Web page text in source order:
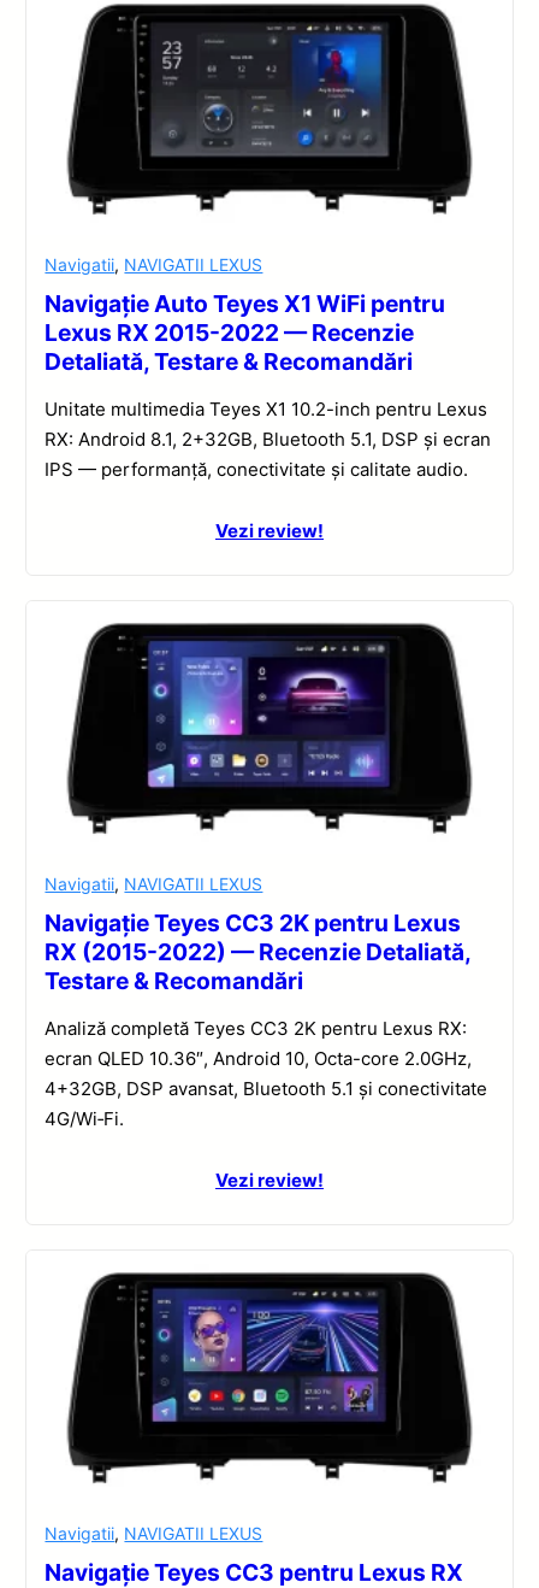
Navigatii, NAVIGATII LEXUS
Navigație Auto Teyes X1 WiFi pentru
Lexus RX 2015-2022 — Recenzie
Detaliată, Testare & Recomandări
Unitate multimedia Teyes X1 10.2-inch pentru Lexus
RX: Android 8.1, 2+32GB, Bluetooth 5.1, DSP și ecran
IPS — performanță, conectivitate și calitate audio.
Vezi review!
Navigatii, NAVIGATII LEXUS
Navigație Teyes CC3 2K pentru Lexus
RX (2015-2022) — Recenzie Detaliată,
Testare & Recomandări
Analiză completă Teyes CC3 2K pentru Lexus RX:
ecran QLED 10.36″, Android 10, Octa-core 2.0GHz,
4+32GB, DSP avansat, Bluetooth 5.1 și conectivitate
4G/Wi‑Fi.
Vezi review!
Navigatii, NAVIGATII LEXUS
Navigație Teyes CC3 pentru Lexus RX